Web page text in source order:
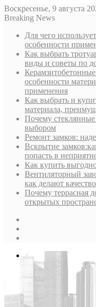
Воскресенье, 9 августа
Breaking News
Для чего
особенности
Как выбрать
виды и советы по
особенности
применения
Как выбрать и
материала,
Почему
выбором
Ремонт замков:
Вскрытие
попасть в
Как купить
Вентиляторный
как делают
Почему террасная
открытых
Меню